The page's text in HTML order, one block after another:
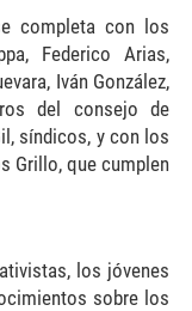
completa con los
Federico Arias,
Iván González,
del consejo de
síndicos, y con los
Grillo, que cumplen
los jóvenes
sobre los